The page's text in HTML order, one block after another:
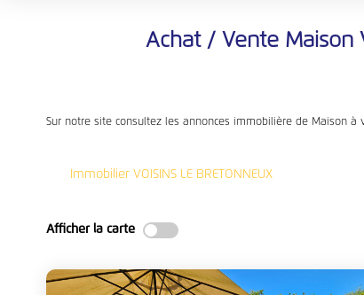
Achat / Vente Maison
Sur notre site consultez les annonces immobilière de Maison à
Immobilier VOISINS LE BRETONNEUX
Afficher la carte